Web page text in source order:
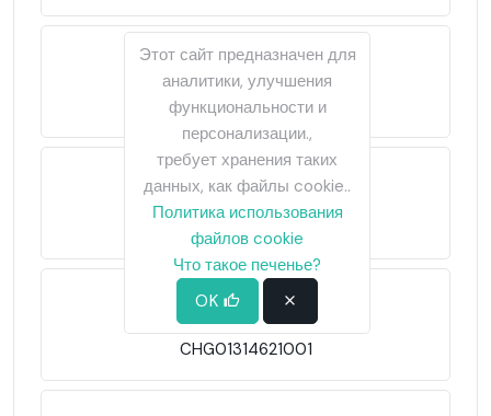
57m²
3 876€/m²
CHG01314621001
Этот сайт предназначен для
аналитики, улучшения
функциональности и
персонализации.,
требует хранения таких
данных, как файлы cookie..
Политика использования
файлов cookie
Что такое печенье?
OK